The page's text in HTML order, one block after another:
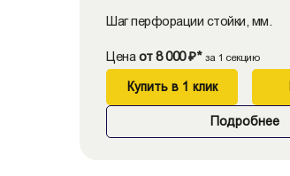
Шаг перфорации стойки, мм.
Цена от 8 000 ₽* за 1 секцию
Купить в 1 клик
Подробнее